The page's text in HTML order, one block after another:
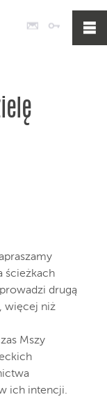
Poczta
ścieżkach
drugą
więcej niż
Mszy
ich intencji.